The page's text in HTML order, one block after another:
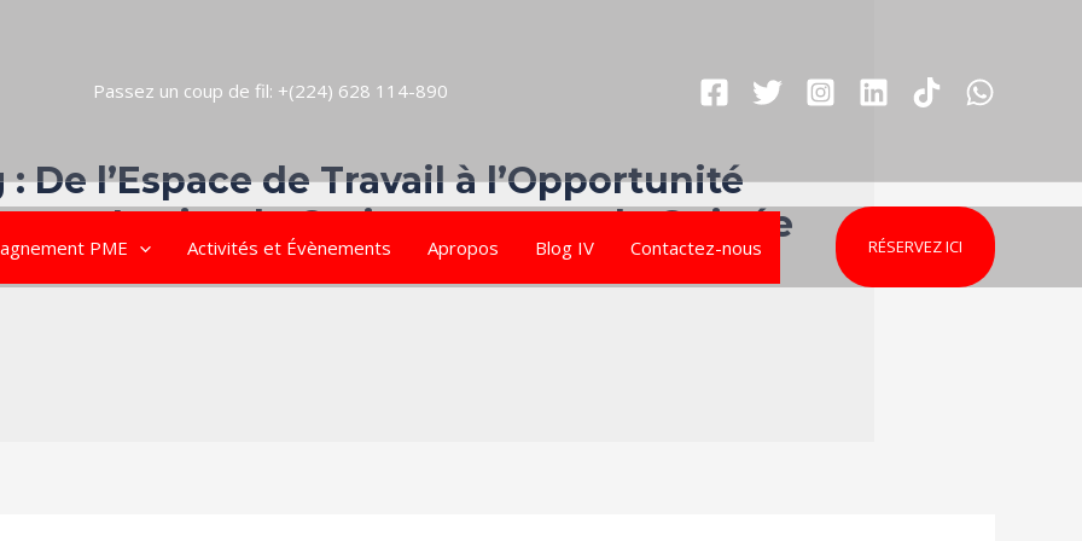
Passez un coup de fil: +(224) 628 114-890
PME Activités et Évènements Apropos Blog IV Contactez-nous RÉSERVEZ ICI
De l’Espace de Travail à l’Opportunité
– Levier de Croissance pour la Guinée